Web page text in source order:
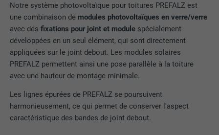
Notre système photovoltaïque pour toitures PREFALZ est
une combinaison de modules photovoltaïques en verre/verre
avec des fixations pour joint et module spécialement
développées en un seul élément, qui sont directement
appliquées sur le joint debout. Les modules solaires
PREFALZ permettent ainsi une pose parallèle à la toiture
avec une hauteur de montage minimale.
Les lignes épurées de PREFALZ se poursuivent
harmonieusement, ce qui permet de conserver l'aspect
caractéristique des bandes de joint debout.